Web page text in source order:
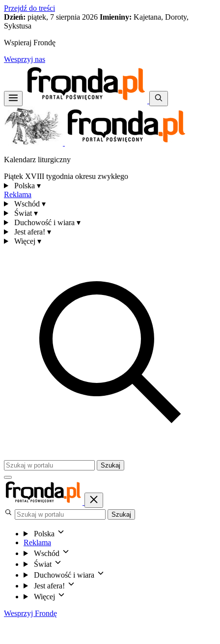
Przejdź do treści
Dzień: piątek, 7 sierpnia 2026 Imieniny: Kajetana, Doroty,
Sykstusa
Wspieraj Frondę
Wesprzyj nas
Kalendarz liturgiczny
Piątek XVIII tygodnia okresu zwykłego
Polska ▾
Reklama
Wschód ▾
Świat ▾
Duchowość i wiara ▾
Jest afera! ▾
Więcej ▾
Szukaj
Szukaj
Polska
Reklama
Wschód
Świat
Duchowość i wiara
Jest afera!
Więcej
Wesprzyj Frondę